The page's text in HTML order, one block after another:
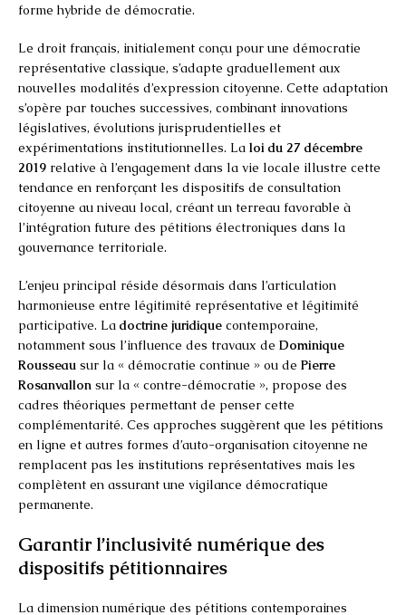
forme hybride de démocratie.
Le droit français, initialement conçu pour une démocratie
représentative classique, s’adapte graduellement aux
nouvelles modalités d’expression citoyenne. Cette adaptation
s’opère par touches successives, combinant innovations
législatives, évolutions jurisprudentielles et
expérimentations institutionnelles. La loi du 27 décembre
2019 relative à l’engagement dans la vie locale illustre cette
tendance en renforçant les dispositifs de consultation
citoyenne au niveau local, créant un terreau favorable à
l’intégration future des pétitions électroniques dans la
gouvernance territoriale.
L’enjeu principal réside désormais dans l’articulation
harmonieuse entre légitimité représentative et légitimité
participative. La doctrine juridique contemporaine,
notamment sous l’influence des travaux de Dominique
Rousseau sur la « démocratie continue » ou de Pierre
Rosanvallon sur la « contre-démocratie », propose des
cadres théoriques permettant de penser cette
complémentarité. Ces approches suggèrent que les pétitions
en ligne et autres formes d’auto-organisation citoyenne ne
remplacent pas les institutions représentatives mais les
complètent en assurant une vigilance démocratique
permanente.
Garantir l’inclusivité numérique des
dispositifs pétitionnaires
La dimension numérique des pétitions contemporaines